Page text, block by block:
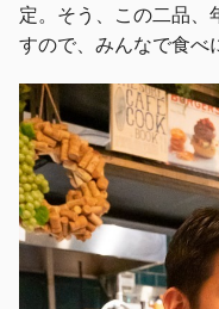
定。そう、この二品、
すので、みんなで食べ